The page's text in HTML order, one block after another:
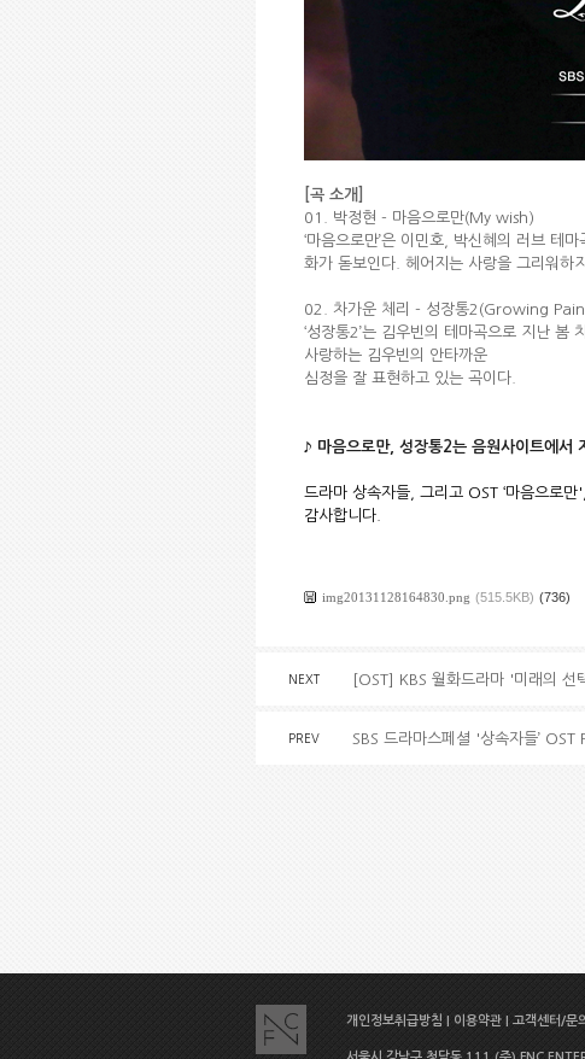
[곡 소개]
01. 박정현 - 마음으로만(My wish)
‘마음으로만’은 이민호, 박신혜의 러브 테
화가 돋보인다. 헤어지는 사랑을 그리워하
02. 차가운 체리 - 성장통2(Growing
‘성장통2’는 김우빈의 테마곡으로 지난 봄
사랑하는 김우빈의 안타까운
심정을 잘 표현하고 있는 곡이다.
♪ 마음으로만, 성장통2는 음원사이트에서
드라마 상속자들, 그리고 OST ‘마음으로
감사합니다.
img20131128164830.png (515.5KB) (736)
NEXT [OST] KBS 월화드라마 '미래의 선
PREV SBS 드라마스페셜 '상속자들’
개인정보취급방침 이용약관 고객센터/